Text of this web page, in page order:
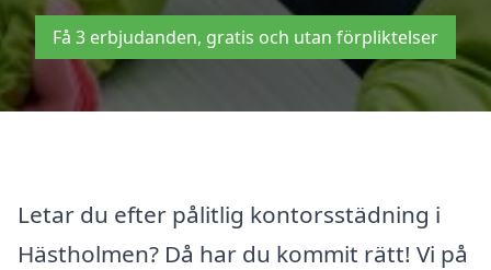
Få 3 erbjudanden, gratis och utan förpliktelser
Letar du efter pålitlig kontorsstädning i
Hästholmen? Då har du kommit rätt! Vi på